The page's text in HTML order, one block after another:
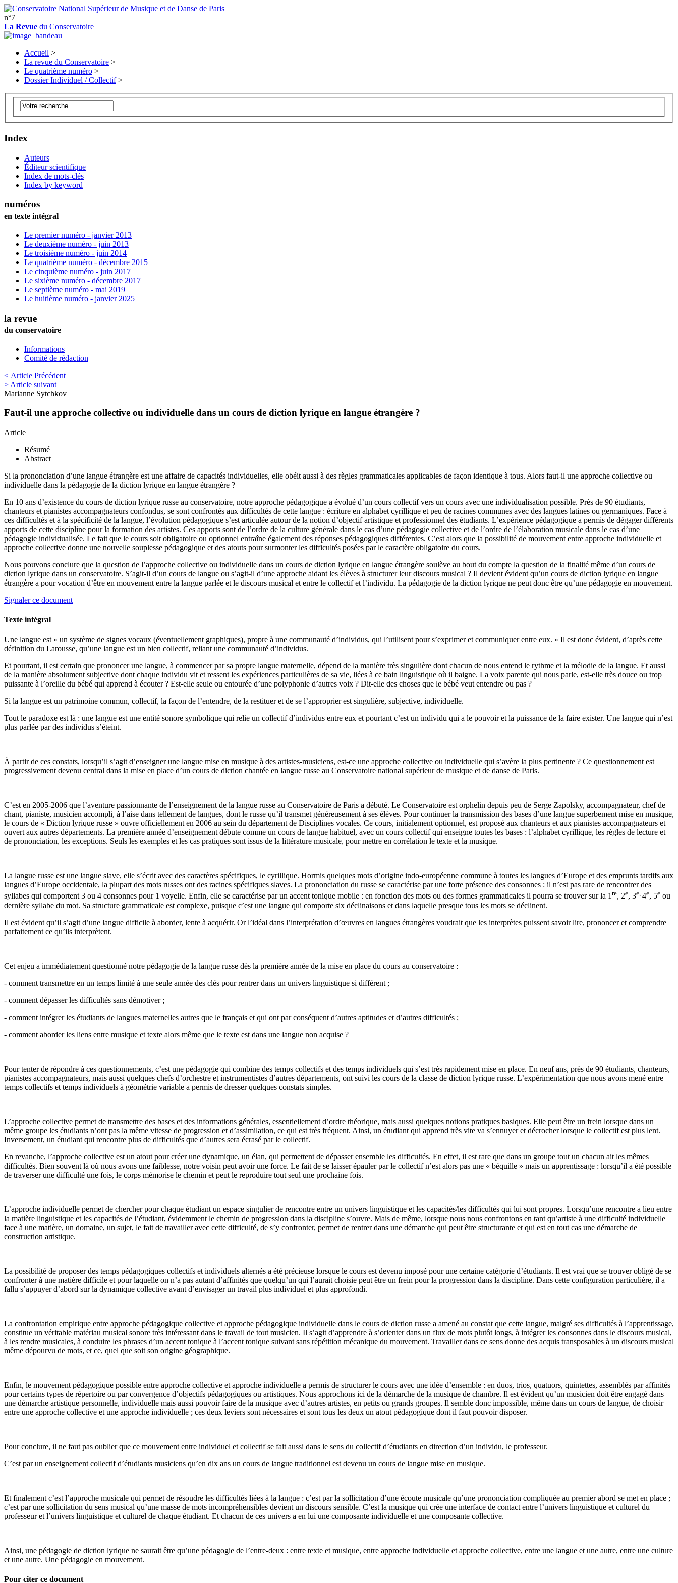
n°7
La Revue du Conservatoire
Accueil >
La revue du Conservatoire >
Le quatrième numéro >
Dossier Individuel / Collectif>
Index
Auteurs
Éditeur scientifique
Index de mots-clés
Index by keyword
numéros
en texte intégral
Le premier numéro - janvier 2013
Le deuxième numéro - juin 2013
Le troisième numéro - juin 2014
Le quatrième numéro - décembre 2015
Le cinquième numéro - juin 2017
Le sixième numéro - décembre 2017
Le septième numéro - mai 2019
Le huitième numéro - janvier 2025
la revue
du conservatoire
Informations
Comité de rédaction
< Article Précédent
> Article suivant
Marianne Sytchkov
Faut-il une approche collective ou individuelle dans un cours de diction lyrique en langue étrangère ?
Article
Résumé
Abstract
Si la prononciation d’une langue étrangère est une affaire de capacités individuelles, elle obéit aussi à des règles grammaticales applicables de façon identique à tous. Alors faut-il une approche collective ou
individuelle dans la pédagogie de la diction lyrique en langue étrangère ?
En 10 ans d’existence du cours de diction lyrique russe au conservatoire, notre approche pédagogique a évolué d’un cours collectif vers un cours avec une individualisation possible. Près de 90 étudiants,
chanteurs et pianistes accompagnateurs confondus, se sont confrontés aux difficultés de cette langue : écriture en alphabet cyrillique et peu de racines communes avec des langues latines ou germaniques. Face à
ces difficultés et à la spécificité de la langue, l’évolution pédagogique s’est articulée autour de la notion d’objectif artistique et professionnel des étudiants. L’expérience pédagogique a permis de dégager différents
apports de cette discipline pour la formation des artistes. Ces apports sont de l’ordre de la culture générale dans le cas d’une pédagogie collective et de l’ordre de l’élaboration musicale dans le cas d’une
pédagogie individualisée. Le fait que le cours soit obligatoire ou optionnel entraîne également des réponses pédagogiques différentes. C’est alors que la possibilité de mouvement entre approche individuelle et
approche collective donne une nouvelle souplesse pédagogique et des atouts pour surmonter les difficultés posées par le caractère obligatoire du cours.
Nous pouvons conclure que la question de l’approche collective ou individuelle dans un cours de diction lyrique en langue étrangère soulève au bout du compte la question de la finalité même d’un cours de
diction lyrique dans un conservatoire. S’agit-il d’un cours de langue ou s’agit-il d’une approche aidant les élèves à structurer leur discours musical ? Il devient évident qu’un cours de diction lyrique en langue
étrangère a pour vocation d’être en mouvement entre la langue parlée et le discours musical et entre le collectif et l’individu. La pédagogie de la diction lyrique ne peut donc être qu’une pédagogie en mouvement.
Signaler ce document
Texte intégral
Une langue est « un système de signes vocaux (éventuellement graphiques), propre à une communauté d’individus, qui l’utilisent pour s’exprimer et communiquer entre eux. » Il est donc évident, d’après cette
définition du Larousse, qu’une langue est un bien collectif, reliant une communauté d’individus.
Et pourtant, il est certain que prononcer une langue, à commencer par sa propre langue maternelle, dépend de la manière très singulière dont chacun de nous entend le rythme et la mélodie de la langue. Et aussi
de la manière absolument subjective dont chaque individu vit et ressent les expériences particulières de sa vie, liées à ce bain linguistique où il baigne. La voix parente qui nous parle, est-elle très douce ou trop
puissante à l’oreille du bébé qui apprend à écouter ? Est-elle seule ou entourée d’une polyphonie d’autres voix ? Dit-elle des choses que le bébé veut entendre ou pas ?
Si la langue est un patrimoine commun, collectif, la façon de l’entendre, de la restituer et de se l’approprier est singulière, subjective, individuelle.
Tout le paradoxe est là : une langue est une entité sonore symbolique qui relie un collectif d’individus entre eux et pourtant c’est un individu qui a le pouvoir et la puissance de la faire exister. Une langue qui n’est
plus parlée par des individus s’éteint.
À partir de ces constats, lorsqu’il s’agit d’enseigner une langue mise en musique à des artistes-musiciens, est-ce une approche collective ou individuelle qui s’avère la plus pertinente ? Ce questionnement est
progressivement devenu central dans la mise en place d’un cours de diction chantée en langue russe au Conservatoire national supérieur de musique et de danse de Paris.
C’est en 2005-2006 que l’aventure passionnante de l’enseignement de la langue russe au Conservatoire de Paris a débuté. Le Conservatoire est orphelin depuis peu de Serge Zapolsky, accompagnateur, chef de
chant, pianiste, musicien accompli, à l’aise dans tellement de langues, dont le russe qu’il transmet généreusement à ses élèves. Pour continuer la transmission des bases d’une langue superbement mise en musique,
le cours de « Diction lyrique russe » ouvre officiellement en 2006 au sein du département de Disciplines vocales. Ce cours, initialement optionnel, est proposé aux chanteurs et aux pianistes accompagnateurs et
ouvert aux autres départements. La première année d’enseignement débute comme un cours de langue habituel, avec un cours collectif qui enseigne toutes les bases : l’alphabet cyrillique, les règles de lecture et
de prononciation, les exceptions. Seuls les exemples et les cas pratiques sont issus de la littérature musicale, pour mettre en corrélation le texte et la musique.
La langue russe est une langue slave, elle s’écrit avec des caractères spécifiques, le cyrillique. Hormis quelques mots d’origine indo-européenne commune à toutes les langues d’Europe et des emprunts tardifs aux
langues d’Europe occidentale, la plupart des mots russes ont des racines spécifiques slaves. La prononciation du russe se caractérise par une forte présence des consonnes : il n’est pas rare de rencontrer des
syllabes qui comportent 3 ou 4 consonnes pour 1 voyelle. Enfin, elle se caractérise par un accent tonique mobile : en fonction des mots ou des formes grammaticales il pourra se trouver sur la 1re, 2e, 3e, 4e, 5e ou
dernière syllabe du mot. Sa structure grammaticale est complexe, puisque c’est une langue qui comporte six déclinaisons et dans laquelle presque tous les mots se déclinent.
Il est évident qu’il s’agit d’une langue difficile à aborder, lente à acquérir. Or l’idéal dans l’interprétation d’œuvres en langues étrangères voudrait que les interprètes puissent savoir lire, prononcer et comprendre
parfaitement ce qu’ils interprètent.
Cet enjeu a immédiatement questionné notre pédagogie de la langue russe dès la première année de la mise en place du cours au conservatoire :
- comment transmettre en un temps limité à une seule année des clés pour rentrer dans un univers linguistique si différent ;
- comment dépasser les difficultés sans démotiver ;
- comment intégrer les étudiants de langues maternelles autres que le français et qui ont par conséquent d’autres aptitudes et d’autres difficultés ;
- comment aborder les liens entre musique et texte alors même que le texte est dans une langue non acquise ?
Pour tenter de répondre à ces questionnements, c’est une pédagogie qui combine des temps collectifs et des temps individuels qui s’est très rapidement mise en place. En neuf ans, près de 90 étudiants, chanteurs,
pianistes accompagnateurs, mais aussi quelques chefs d’orchestre et instrumentistes d’autres départements, ont suivi les cours de la classe de diction lyrique russe. L’expérimentation que nous avons mené entre
temps collectifs et temps individuels à géométrie variable a permis de dresser quelques constats simples.
L’approche collective permet de transmettre des bases et des informations générales, essentiellement d’ordre théorique, mais aussi quelques notions pratiques basiques. Elle peut être un frein lorsque dans un
même groupe les étudiants n’ont pas la même vitesse de progression et d’assimilation, ce qui est très fréquent. Ainsi, un étudiant qui apprend très vite va s’ennuyer et décrocher lorsque le collectif est plus lent.
Inversement, un étudiant qui rencontre plus de difficultés que d’autres sera écrasé par le collectif.
En revanche, l’approche collective est un atout pour créer une dynamique, un élan, qui permettent de dépasser ensemble les difficultés. En effet, il est rare que dans un groupe tout un chacun ait les mêmes
difficultés. Bien souvent là où nous avons une faiblesse, notre voisin peut avoir une force. Le fait de se laisser épauler par le collectif n’est alors pas une « béquille » mais un apprentissage : lorsqu’il a été possible
de traverser une difficulté une fois, le corps mémorise le chemin et peut le reproduire tout seul une prochaine fois.
L’approche individuelle permet de chercher pour chaque étudiant un espace singulier de rencontre entre un univers linguistique et les capacités/les difficultés qui lui sont propres. Lorsqu’une rencontre a lieu entre
la matière linguistique et les capacités de l’étudiant, évidemment le chemin de progression dans la discipline s’ouvre. Mais de même, lorsque nous nous confrontons en tant qu’artiste à une difficulté individuelle
face à une matière, un domaine, un sujet, le fait de travailler avec cette difficulté, de s’y confronter, permet de rentrer dans une démarche qui peut être structurante et qui est en tout cas une démarche de
construction artistique.
La possibilité de proposer des temps pédagogiques collectifs et individuels alternés a été précieuse lorsque le cours est devenu imposé pour une certaine catégorie d’étudiants. Il est vrai que se trouver obligé de se
confronter à une matière difficile et pour laquelle on n’a pas autant d’affinités que quelqu’un qui l’aurait choisie peut être un frein pour la progression dans la discipline. Dans cette configuration particulière, il a
fallu s’appuyer d’abord sur la dynamique collective avant d’envisager un travail plus individuel et plus approfondi.
La confrontation empirique entre approche pédagogique collective et approche pédagogique individuelle dans le cours de diction russe a amené au constat que cette langue, malgré ses difficultés à l’apprentissage,
constitue un véritable matériau musical sonore très intéressant dans le travail de tout musicien. Il s’agit d’apprendre à s’orienter dans un flux de mots plutôt longs, à intégrer les consonnes dans le discours musical,
à les rendre musicales, à conduire les phrases d’un accent tonique à l’accent tonique suivant sans répétition mécanique du mouvement. Travailler dans ce sens donne des acquis transposables à un discours musical
même dépourvu de mots, et ce, quel que soit son origine géographique.
Enfin, le mouvement pédagogique possible entre approche collective et approche individuelle a permis de structurer le cours avec une idée d’ensemble : en duos, trios, quatuors, quintettes, assemblés par affinités
pour certains types de répertoire ou par convergence d’objectifs pédagogiques ou artistiques. Nous approchons ici de la démarche de la musique de chambre. Il est évident qu’un musicien doit être engagé dans
une démarche artistique personnelle, individuelle mais aussi pouvoir faire de la musique avec d’autres artistes, en petits ou grands groupes. Il semble donc impossible, même dans un cours de langue, de choisir
entre une approche collective et une approche individuelle ; ces deux leviers sont nécessaires et sont tous les deux un atout pédagogique dont il faut pouvoir disposer.
Pour conclure, il ne faut pas oublier que ce mouvement entre individuel et collectif se fait aussi dans le sens du collectif d’étudiants en direction d’un individu, le professeur.
C’est par un enseignement collectif d’étudiants musiciens qu’en dix ans un cours de langue traditionnel est devenu un cours de langue mise en musique.
Et finalement c’est l’approche musicale qui permet de résoudre les difficultés liées à la langue : c’est par la sollicitation d’une écoute musicale qu’une prononciation compliquée au premier abord se met en place ;
c’est par une sollicitation du sens musical qu’une masse de mots incompréhensibles devient un discours sensible. C’est la musique qui crée une interface de contact entre l’univers linguistique et culturel du
professeur et l’univers linguistique et culturel de chaque étudiant. Et chacun de ces univers a en lui une composante individuelle et une composante collective.
Ainsi, une pédagogie de diction lyrique ne saurait être qu’une pédagogie de l’entre-deux : entre texte et musique, entre approche individuelle et approche collective, entre une langue et une autre, entre une culture
et une autre. Une pédagogie en mouvement.
Pour citer ce document